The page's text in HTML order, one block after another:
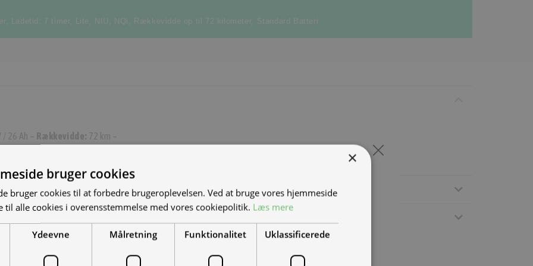
, Ladetid: 7 timer, Lite , NIU , NQi , Rækkevidde op til 72 kilometer, Standard Batteri
/ 26 Ah – Rækkevidde: 72 km –
×
bruger cookies
bruger cookies til at forbedre brugeroplevelsen. Ved at bruge vores hjemmeside
til alle cookies i overensstemmelse med vores cookiepolitik. Læs mere
Ydeevne Målretning Funktionalitet Uklassificerede
NYE MAND/KVINDE
el-scootere, motorcykler og
køretøjer. Vi leverer til hele landet